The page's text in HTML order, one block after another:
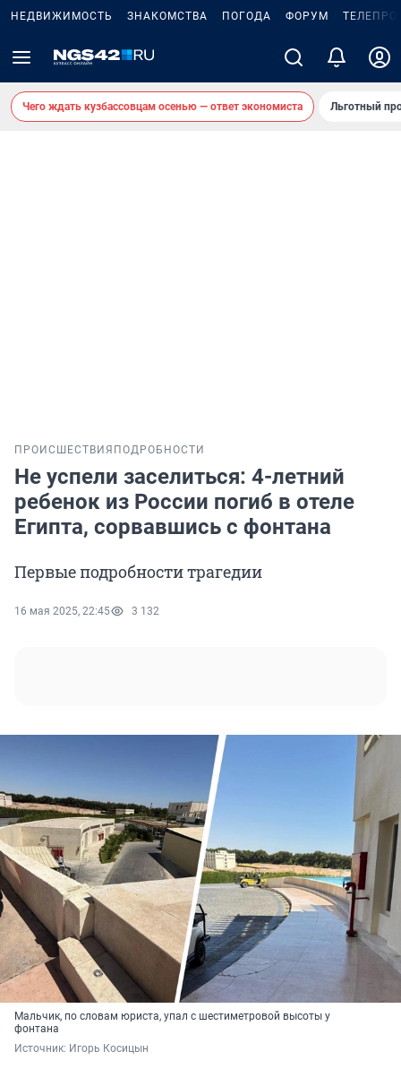
НЕДВИЖИМОСТЬ ЗНАКОМСТВА ПОГОДА ФОРУМ
Чего ждать кузбассовцам осенью — ответ экономиста Льготный
ПРОИСШЕСТВИЯ ПОДРОБНОСТИ
Не успели заселиться: 4-летний
ребенок из России погиб в отеле
Египта, сорвавшись с фонтана
Первые подробности трагедии
16 мая 2025, 22:45 3 132
Мальчик, по словам юриста, упал с шестиметровой высоты у
фонтана
Источник: Игорь Косицын